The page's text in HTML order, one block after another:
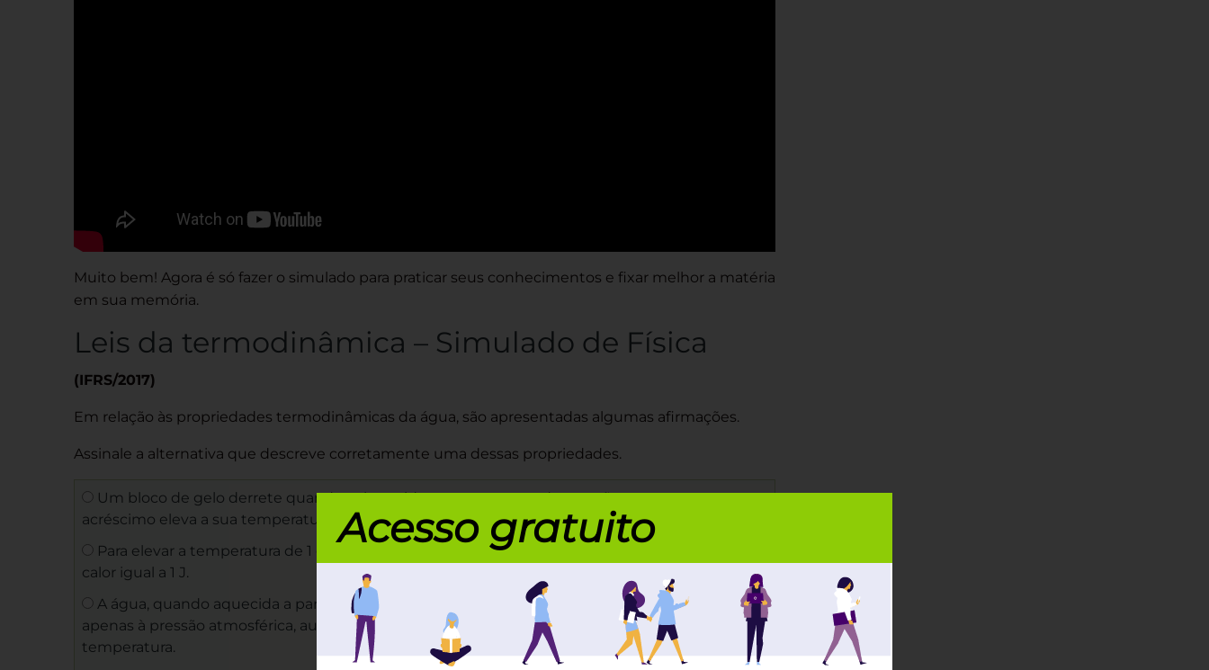
Muito bem! Agora é só fazer o simulado para praticar seus conhecimentos e fixar melhor a matéria
em sua memória.
Leis da termodinâmica – Simulado de Física
(IFRS/2017)
Em relação às propriedades termodinâmicas da água, são apresentadas algumas afirmações.
Assinale a alternativa que descreve corretamente uma dessas propriedades.
Um bloco de gelo derrete quando submetido a um aumento de pressão porque esse
acréscimo eleva a sua temperatura.
Para elevar a temperatura de 1 g de água em 1ºC é necessário fornecer uma quantidade de
calor igual a 1 J.
A água, quando aquecida a partir do seu ponto de fusão até o ponto de ebulição, submetida
apenas à pressão atmosférica, aumenta de volume para todos e quaisquer intervalos de
temperatura.
Acesso gratuito